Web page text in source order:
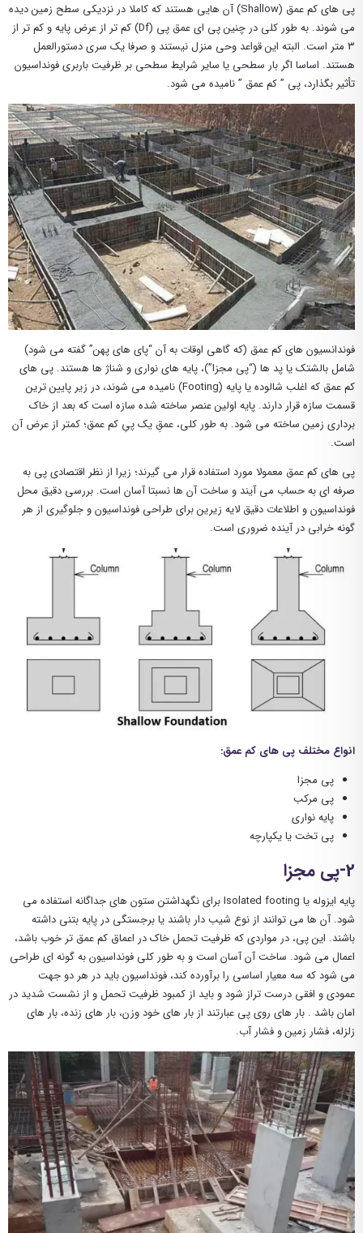
پی های کم عمق (Shallow) آن هایی هستند که کاملا در نزدیکی سطح زمین دیده
می شوند. به طور کلی در چنین پی ای عمق پی (Df) کم تر از عرض پایه و کم تر از
3 متر است. البته این قواعد وحی منزل نیستند و صرفا یک سری دستورالعمل
هستند. اساسا اگر بار سطحی یا سایر شرایط سطحی بر ظرفیت باربری فونداسیون
تأثیر بگذارد، پی ” کم عمق ” نامیده می شود.
فوندانسیون های کم عمق (که گاهی اوقات به آن “پای های پهن” گفته می شود)
شامل بالشتک یا پد ها (“پی مجزا”)، پایه های نواری و شناژ ها هستند. پی های
کم عمق که اغلب شالوده یا پایه (Footing) نامیده می شوند، در زیر پایین ترین
قسمت سازه قرار دارند. پایه اولین عنصر ساخته شده سازه است که بعد از خاک
برداری زمین ساخته می شود. به طور کلی، عمقِ یک پیِ کم عمق؛ کمتر از عرض آن
است.
پی های کم عمق معمولا مورد استفاده قرار می گیرند؛ زیرا از نظر اقتصادی پی به
صرفه ای به حساب می آیند و ساخت آن ها نسبتا آسان است. بررسی دقیق محل
فونداسیون و اطلاعات دقیق لایه زیرین برای طراحی فونداسیون و جلوگیری از هر
گونه خرابی در آینده ضروری است.
انواع مختلف پی های کم عمق:
پی مجزا
پی مرکب
پایه نواری
پی تخت یا یکپارچه
2-پی مجزا
پایه ایزوله یا Isolated footing برای نگهداشتن ستون های جداگانه استفاده می
شود. آن ها می توانند از نوع شیب دار باشند یا برجستگی در پایه بتنی داشته
باشند. این پی، در مواردی که ظرفیت تحمل خاک در اعماق کم‌ عمق تر خوب باشد،
اعمال می ‌شود. ساخت آن آسان است و به طور کلی فونداسیون به گونه ای طراحی
می شود که سه معیار اساسی را برآورده کند، فونداسیون باید در هر دو جهت
عمودی و افقی درست تراز شود و باید از کمبود ظرفیت تحمل و از نشست شدید در
امان باشد . بار های روی پی عبارتند از بار های خود وزن، بار های زنده، بار های
زلزله، فشار زمین و فشار آب.